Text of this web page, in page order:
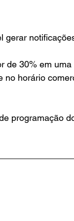
de 30% em uma
no horário
programação